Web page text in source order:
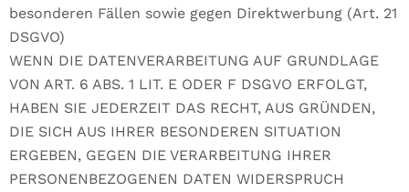
besonderen Fällen sowie gegen Direktwerbung (Art. 21
DSGVO)
WENN DIE DATENVERARBEITUNG AUF GRUNDLAGE
VON ART. 6 ABS. 1 LIT. E ODER F DSGVO ERFOLGT,
HABEN SIE JEDERZEIT DAS RECHT, AUS GRÜNDEN,
DIE SICH AUS IHRER BESONDEREN SITUATION
ERGEBEN, GEGEN DIE VERARBEITUNG IHRER
PERSONENBEZOGENEN DATEN WIDERSPRUCH